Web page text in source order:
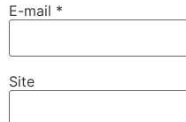
E-mail *
Site